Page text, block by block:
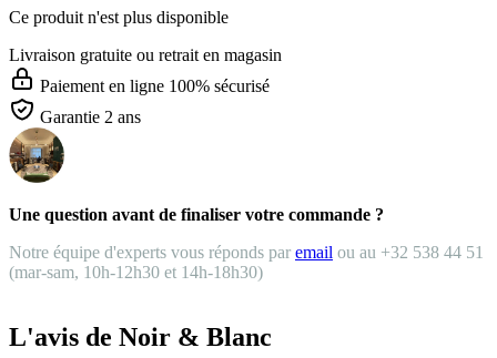
Ce produit n'est plus disponible
Livraison gratuite ou retrait en magasin
Paiement en ligne 100% sécurisé
Garantie 2 ans
Une question avant de finaliser votre commande ?
Notre équipe d'experts vous réponds par email ou au +32 538 44 51
(mar-sam, 10h-12h30 et 14h-18h30)
L'avis de Noir & Blanc